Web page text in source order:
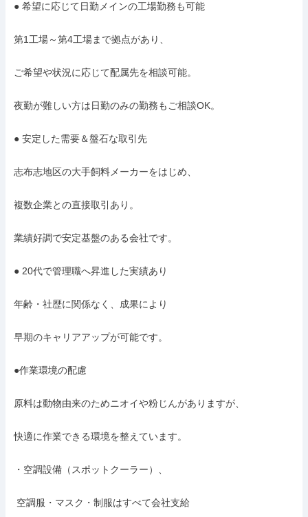
● 希望に応じて日勤メインの工場勤務も可能
第1工場～第4工場まで拠点があり、
ご希望や状況に応じて配属先を相談可能。
夜勤が難しい方は日勤のみの勤務もご相談OK。
● 安定した需要＆盤石な取引先
志布志地区の大手飼料メーカーをはじめ、
複数企業との直接取引あり。
業績好調で安定基盤のある会社です。
● 20代で管理職へ昇進した実績あり
年齢・社歴に関係なく、成果により
早期のキャリアアップが可能です。
●作業環境の配慮
原料は動物由来のためニオイや粉じんがありますが、
快適に作業できる環境を整えています。
・空調設備（スポットクーラー）、